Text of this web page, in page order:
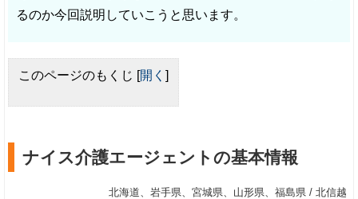
るのか今回説明していこうと思います。
このページのもくじ [開く]
ナイス介護エージェントの基本情報
北海道、岩手県、宮城県、山形県、福島県 / 北信越